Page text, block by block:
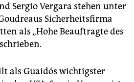
Sergio Vergara stehen unter
Sicherheitsfirma
als „Hohe Beauftragte des
als Guaidós wichtigster